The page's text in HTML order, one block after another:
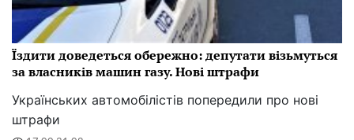
Їздити доведеться обережно: депутати візьмуться
за власників машин газу. Нові штрафи
Українських автомобілістів попередили про нові
штрафи